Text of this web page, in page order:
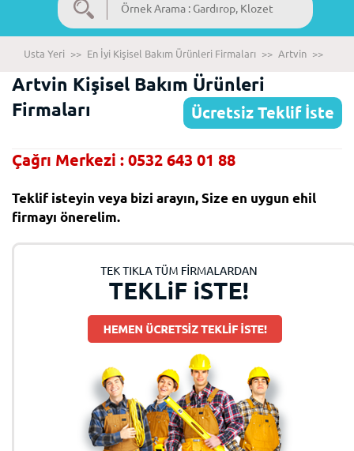
Usta Yeri >> En İyi Kişisel Bakım Ürünleri Firmaları >> Artvin >>
Artvin Kişisel Bakım Ürünleri
Firmaları
Ücretsiz Teklif İste
Çağrı Merkezi : 0532 643 01 88
Teklif isteyin veya bizi arayın, Size en uygun ehil
firmayı önerelim.